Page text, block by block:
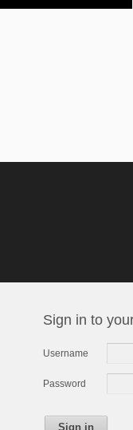
Sign in to
Username
Password
Sign in